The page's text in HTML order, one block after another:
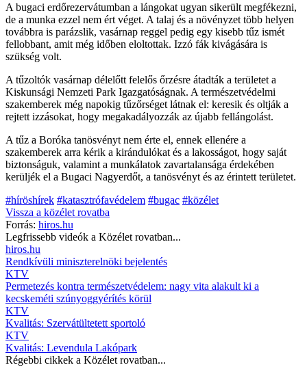
A bugaci erdőrezervátumban a lángokat ugyan sikerült megfékezni,
de a munka ezzel nem ért véget. A talaj és a növényzet több helyen
továbbra is parázslik, vasárnap reggel pedig egy kisebb tűz ismét
fellobbant, amit még időben eloltottak. Izzó fák kivágására is
szükség volt.
A tűzoltók vasárnap délelőtt felelős őrzésre átadták a területet a
Kiskunsági Nemzeti Park Igazgatóságnak. A természetvédelmi
szakemberek még napokig tűzőrséget látnak el: keresik és oltják a
rejtett izzásokat, hogy megakadályozzák az újabb fellángolást.
A tűz a Boróka tanösvényt nem érte el, ennek ellenére a
szakemberek arra kérik a kirándulókat és a lakosságot, hogy saját
biztonságuk, valamint a munkálatok zavartalansága érdekében
kerüljék el a Bugaci Nagyerdőt, a tanösvényt és az érintett területet.
#híröshírek #katasztrófavédelem #bugac #közélet
Vissza a közélet rovatba
Forrás: hiros.hu
Legfrissebb videók a Közélet rovatban...
hiros.hu
Rendkívüli miniszterelnöki bejelentés
KTV
Permetezés kontra természetvédelem: nagy vita alakult ki a
kecskeméti szúnyoggyérítés körül
KTV
Kvalitás: Szervátültetett sportoló
KTV
Kvalitás: Levendula Lakópark
Régebbi cikkek a Közélet rovatban...